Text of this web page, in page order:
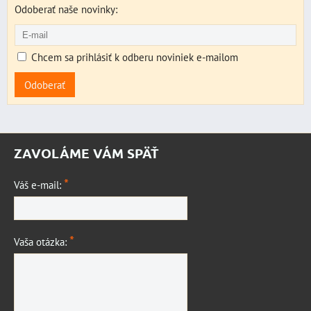
Odoberať naše novinky:
Chcem sa prihlásiť k odberu noviniek e-mailom
Odoberať
ZAVOLÁME VÁM SPÄŤ
Váš e-mail: *
Vaša otázka: *